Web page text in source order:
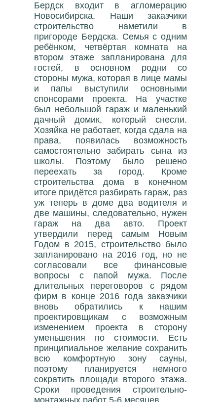
Бердск входит в агломерацию
Новосибирска. Наши заказчики
строительство наметили в
пригороде Бердска. Семья с одним
ребёнком, четвёртая комната на
втором этаже запланирована для
гостей, в основном родни со
стороны мужа, которая в лице мамы
и папы выступили основными
спонсорами проекта. На участке
был небольшой гараж и маленький
дачный домик, который снесли.
Хозяйка не работает, когда сдала на
права, появилась возможность
самостоятельно забирать сына из
школы. Поэтому было решено
переехать за город. Кроме
строительства дома в конечном
итоге придётся разбирать гараж, раз
уж теперь в доме два водителя и
две машины, следовательно, нужен
гараж на два авто. Проект
утвердили перед самым Новым
Годом в 2015, строительство было
запланировано на 2016 год, но не
согласовали все финансовые
вопросы с папой мужа. После
длительных переговоров с рядом
фирм в конце 2016 года заказчики
вновь обратились к нашим
проектировщикам с возможным
изменением проекта в сторону
уменьшения по стоимости. Есть
принципиальное желание сохранить
всю комфортную зону сауны,
поэтому планируется немного
сократить площади второго этажа.
Сроки проведения строительно-